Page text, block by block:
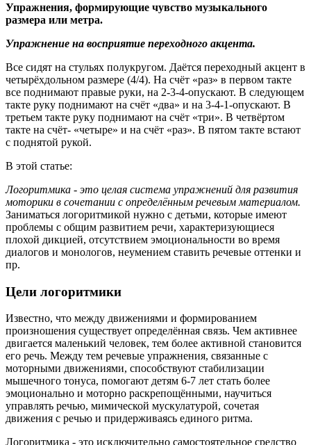
Упражнения, формирующие чувство музыкального
размера или метра.
Упражнение на восприятие переходного акцента.
Все сидят на стульях полукругом. Даётся переходный акцент в
четырёхдольном размере (4/4). На счёт «раз» в первом такте
все поднимают правые руки, на 2-3-4-опускают. В следующем
такте руку поднимают на счёт «два» и на 3-4-1-опускают. В
третьем такте руку поднимают на счёт «три». В четвёртом
такте на счёт- «четыре» и на счёт «раз». В пятом такте встают
с поднятой рукой.
В этой статье:
Логоритмика - это целая система упражнений для развития
моторики в сочетании с определённым речевым материалом.
Заниматься логоритмикой нужно с детьми, которые имеют
проблемы с общим развитием речи, характеризующиеся
плохой дикцией, отсутствием эмоциональности во время
диалогов и монологов, неумением ставить речевые оттенки и
пр.
Цели логоритмики
Известно, что между движениями и формированием
произношения существует определённая связь. Чем активнее
двигается маленький человек, тем более активной становится
его речь. Между тем речевые упражнения, связанные с
моторными движениями, способствуют стабилизации
мышечного тонуса, помогают детям 6-7 лет стать более
эмоционально и моторно раскрепощёнными, научиться
управлять речью, мимической мускулатурой, сочетая
движения с речью и придерживаясь единого ритма.
Логоритмика - это исключительно самостоятельное средство